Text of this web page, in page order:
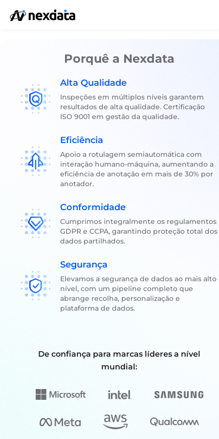
Porquê a Nexdata
Alta Qualidade
Inspeções em múltiplos níveis garantem
resultados de alta qualidade. Certificação
ISO 9001 em gestão da qualidade.
Eficiência
Apoio a rotulagem semiautomática com
interação humano-máquina, aumentando a
eficiência de anotação em mais de 30% por
anotador.
Conformidade
Cumprimos integralmente os regulamentos
GDPR e CCPA, garantindo proteção total dos
dados partilhados.
Segurança
Elevamos a segurança de dados ao mais alto
nível, com um pipeline completo que
abrange recolha, personalização e
plataforma de dados.
De confiança para marcas líderes a nível
mundial: